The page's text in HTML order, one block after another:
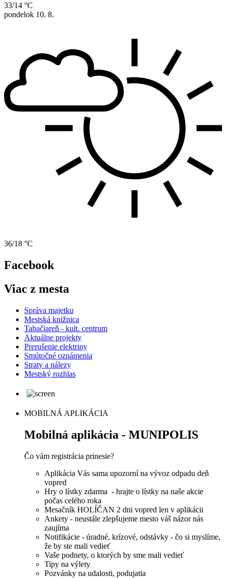
33/14 °C
pondelok 10. 8.
36/18 °C
Facebook
Viac z mesta
Správa majetku
Mestská knižnica
Tabačiareň - kult. centrum
Aktuálne projekty
Prerušenie elektriny
Smútočné oznámenia
Straty a nálezy
Mestský rozhlas
MOBILNÁ APLIKÁCIA
Mobilná aplikácia - MUNIPOLIS
Čo vám registrácia prinesie?
Aplikácia Vás sama upozorní na vývoz odpadu deň
vopred
Hry o lístky zdarma - hrajte o lístky na naše akcie
počas celého roka
Mesačník HOLÍČAN 2 dni vopred len v aplikácii
Ankety - neustále zlepšujeme mesto váš názor nás
zaujíma
Notifikácie - úradné, krízové, odstávky - čo si myslíme,
že by ste mali vedieť
Vaše podnety, o ktorých by sme mali vedieť
Tipy na výlety
Pozvánky na udalosti, podujatia